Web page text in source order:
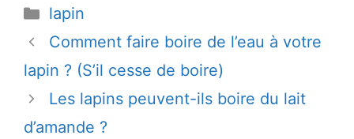
Catégories
lapin
Comment faire boire de l’eau à votre
lapin ? (S’il cesse de boire)
Les lapins peuvent-ils boire du lait
d’amande ?